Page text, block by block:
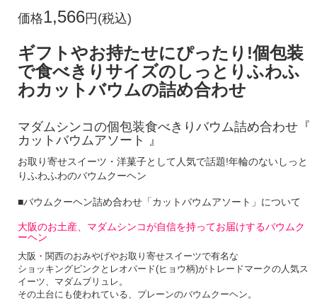
価格1,566円(税込)
ギフトやお持たせにぴったり!個包装
で食べきりサイズのしっとりふわふ
わカットバウムの詰め合わせ
マダムシンコの個包装食べきりバウム詰め合わせ『
カットバウムアソート 』
お取り寄せスイーツ・洋菓子として人気で話題!年輪のないしっと
りふわふわのバウムクーヘン
■バウムクーヘン詰め合わせ「カットバウムアソート」について
大阪のお土産、マダムシンコが自信を持ってお届けするバウムク
ーヘン
大阪・関西のおみやげやお取り寄せスイーツで有名な
ショッキングピンクとレオパード(ヒョウ柄)がトレードマークの人気ス
イーツ、マダムブリュレ。
その土台にも使われている、プレーンのバウムクーヘン。